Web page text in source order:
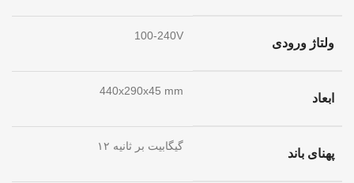
ولتاژ ورودی
100-240V
ابعاد
440x290x45 mm
پهنای باند
۱۲ گیگابیت بر ثانیه